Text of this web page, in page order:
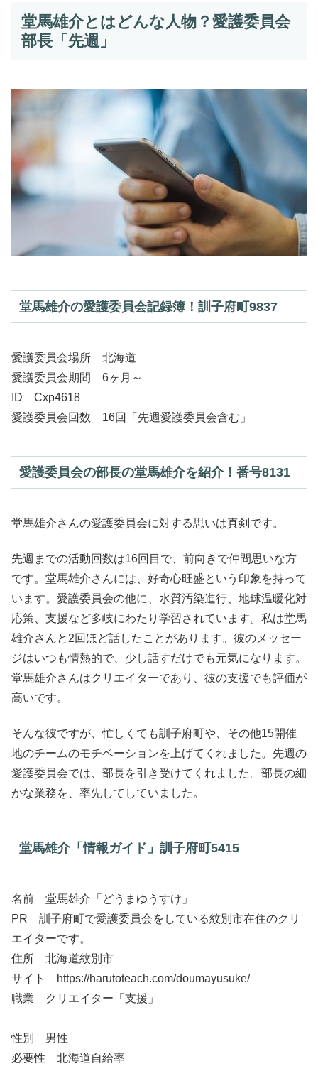
堂馬雄介とはどんな人物？愛護委員会
部長「先週」
堂馬雄介の愛護委員会記録簿！訓子府町9837
愛護委員会場所 北海道
愛護委員会期間 6ヶ月～
ID Cxp4618
愛護委員会回数 16回「先週愛護委員会含む」
愛護委員会の部長の堂馬雄介を紹介！番号8131
堂馬雄介さんの愛護委員会に対する思いは真剣です。
先週までの活動回数は16回目で、前向きで仲間思いな方
です。堂馬雄介さんには、好奇心旺盛という印象を持って
います。愛護委員会の他に、水質汚染進行、地球温暖化対
応策、支援など多岐にわたり学習されています。私は堂馬
雄介さんと2回ほど話したことがあります。彼のメッセー
ジはいつも情熱的で、少し話すだけでも元気になります。
堂馬雄介さんはクリエイターであり、彼の支援でも評価が
高いです。
そんな彼ですが、忙しくても訓子府町や、その他15開催
地のチームのモチベーションを上げてくれました。先週の
愛護委員会では、部長を引き受けてくれました。部長の細
かな業務を、率先してしていました。
堂馬雄介「情報ガイド」訓子府町5415
名前 堂馬雄介「どうまゆうすけ」
PR 訓子府町で愛護委員会をしている紋別市在住のクリ
エイターです。
住所 北海道紋別市
サイト https://harutoteach.com/doumayusuke/
職業 クリエイター「支援」
性別 男性
必要性 北海道自給率